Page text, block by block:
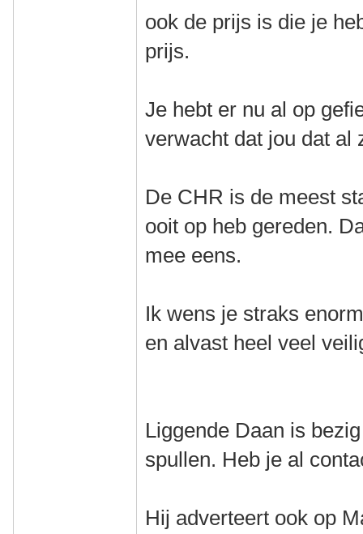
ook de prijs is die je
prijs.
Je hebt er nu al op
verwacht dat jou dat al
De CHR is de meest
ooit op heb gereden.
mee eens.
Ik wens je straks
en alvast heel veel
Liggende Daan is
spullen. Heb je al
Hij adverteert ook op